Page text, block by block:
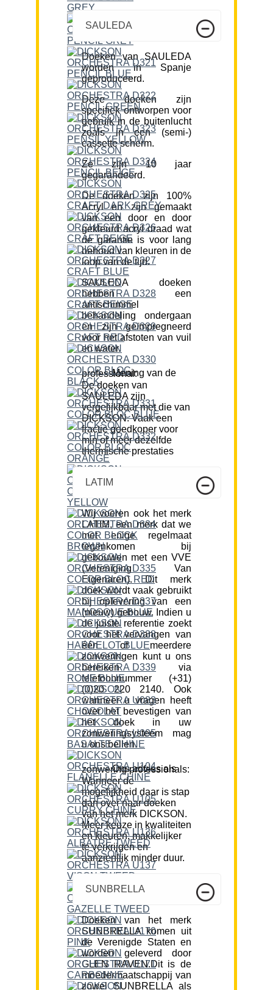
SAULEDA
Doeken van SAULEDA
worden in Spanje
geproduceerd.
Deze doeken zijn
specifiek ontworpen voor
gebruik in de buitenlucht
zoals in een (semi-)
cassette scherm.
Ze zijn 10 jaar
gegarandeerd.
De doeken zijn 100%
Acryl en zijn gemaakt
van een door en door
gekleurd acryl draad wat
de garantie is voor lang
behoud van kleuren in de
loop van de tijd.
SAULEDA doeken
hebben een
antischimmel
behandeling ondergaan
en zijn geïmpregneerd
voor het afstoten van vuil
en water.
Mening van de professional:
De doeken van
SAULEDA zijn
vergelijkbaar met die van
DICKSON. Vaak een
fractie goedkoper voor
min of meer dezelfde
thermische prestaties
LATIM
Wij voeren ook het merk
LATIM, een merk dat we
met enige regelmaat
tegenkomen bij
gebouwen met een VVE
(Vereniging Van
Eigenaren). Dit merk
doek wordt vaak gebruikt
bij oplevering van een
(nieuw) gebouw. Indien u
de juiste referentie zoekt
voor het vervangen van
één of meerdere
zonweringen kunt u ons
bereiken via
telefoonnummer (+31)
(0)20 220 2140. Ook
wanneer u vragen heeft
over het bevestigen van
het doek in uw
zonweringsysteem mag
u ons bellen.
Ons advies als zonwering professionals:
Wanneer de
mogelijkheid daar is stap
dan over naar doeken
van het merk DICKSON.
Meer keuze in kwaliteiten
en kleuren, makkelijker
te verkrijgen en
aanzienlijk minder duur.
SUNBRELLA
Doeken van het merk
SUNBRELLA komen uit
de Verenigde Staten en
worden geleverd door
GLEN RAVEN.Dit is de
moedermaatschappij van
zowel SUNBRELLA als